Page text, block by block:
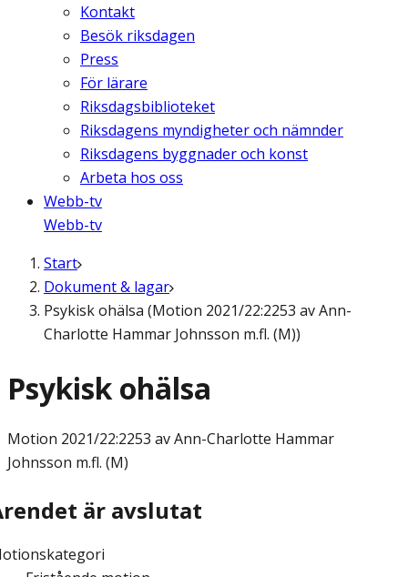
Kontakt
Besök riksdagen
Press
För lärare
Riksdagsbiblioteket
Riksdagens myndigheter och nämnder
Riksdagens byggnader och konst
Arbeta hos oss
Webb-tv
Webb-tv
Start
Dokument & lagar
Psykisk ohälsa (Motion 2021/22:2253 av Ann-
Charlotte Hammar Johnsson m.fl. (M))
Psykisk ohälsa
Motion 2021/22:2253 av Ann-Charlotte Hammar
Johnsson m.fl. (M)
är avslutat